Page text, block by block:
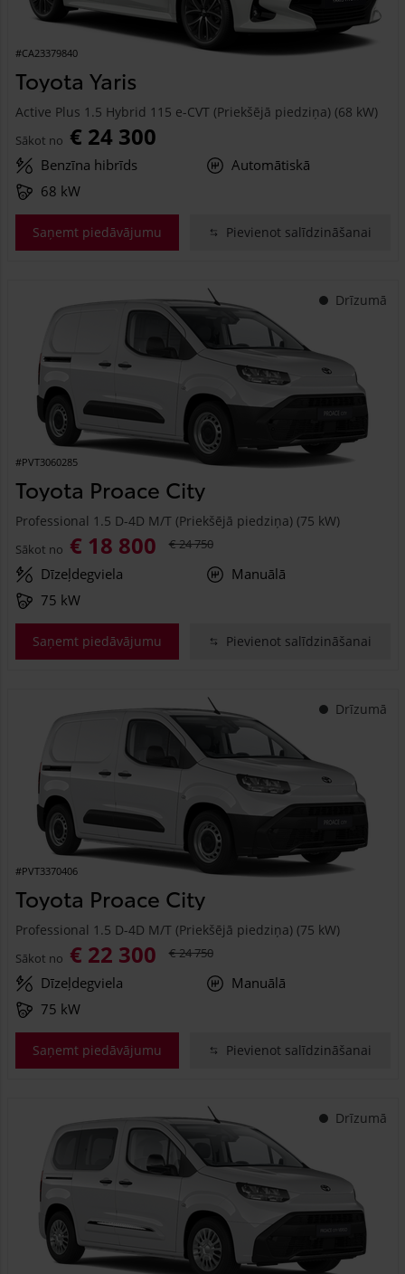
#CA23379840
Toyota Yaris
Active Plus 1.5 Hybrid 115 e-CVT (Priekšējā piedziņa) (68 kW)
Sākot no € 24 300
Benzīna hibrīds
Automātiskā
68 kW
Saņemt piedāvājumu Pievienot salīdzināšanai
Drīzumā
#PVT3060285
Toyota Proace City
Professional 1.5 D-4D M/T (Priekšējā piedziņa) (75 kW)
Sākot no € 18 800 € 24 750
Dīzeļdegviela
Manuālā
75 kW
Saņemt piedāvājumu Pievienot salīdzināšanai
Drīzumā
#PVT3370406
Toyota Proace City
Professional 1.5 D-4D M/T (Priekšējā piedziņa) (75 kW)
Sākot no € 22 300 € 24 750
Dīzeļdegviela
Manuālā
75 kW
Saņemt piedāvājumu Pievienot salīdzināšanai
Drīzumā